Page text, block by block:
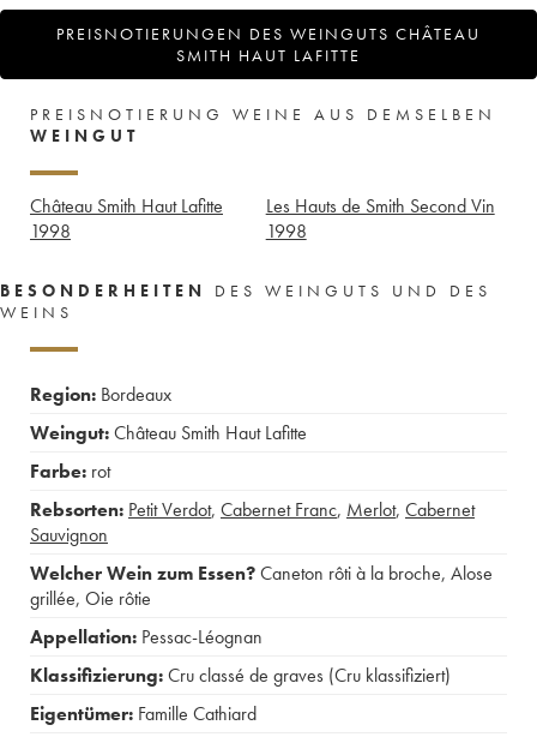
PREISNOTIERUNGEN DES WEINGUTS CHÂTEAU
SMITH HAUT LAFITTE
PREISNOTIERUNG WEINE AUS DEMSELBEN
WEINGUT
Château Smith Haut Lafitte
1998
Les Hauts de Smith Second Vin
1998
BESONDERHEITEN
DES WEINGUTS UND DES
WEINS
Region: Bordeaux
Weingut:Château Smith Haut Lafitte
Farbe: rot
Rebsorten: Petit Verdot, Cabernet Franc, Merlot, Cabernet
Sauvignon
Welcher Wein zum Essen?Caneton rôti à la broche, Alose
grillée, Oie rôtie
Appellation: Pessac-Léognan
Klassifizierung:Cru classé de graves (Cru klassifiziert)
Eigentümer: Famille Cathiard